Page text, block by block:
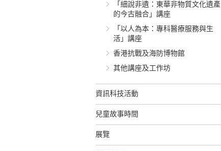
「細說非遺：東華非物質文化遺產
的今古融合」講座
「以人為本：專科醫療服務與生
活」講座
香港抗戰及海防博物館
其他講座及工作坊
資訊科技活動
兒童故事時間
展覽